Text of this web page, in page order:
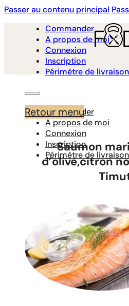
Passer au contenu principal
Commander
A propos de moi
Connexion
Inscription
Périmètre de livraison
Commander
A propos de moi
Connexion
Inscription
Périmètre de livraison
Retour menu
Saumon
d’olive,citron